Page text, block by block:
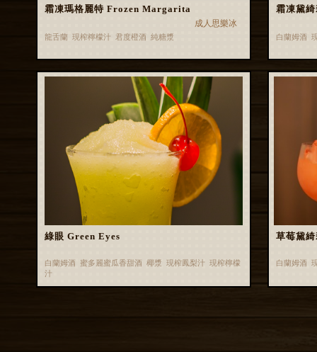
霜凍瑪格麗特 Frozen Margarita
成人思樂冰
龍舌蘭 現榨檸檬汁 君度橙酒 純糖漿
霜凍黛
白蘭姆酒
綠眼 Green Eyes
白蘭姆酒 蜜多麗蜜瓜香甜酒 椰漿 現榨鳳梨汁 現榨檸檬
汁
草莓黛
白蘭姆酒